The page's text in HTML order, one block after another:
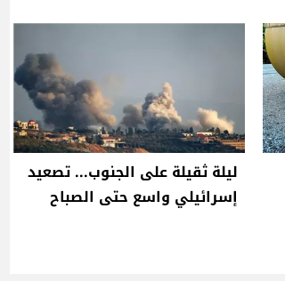
ليلة ثقيلة على الجنوب... تصعيد
إسرائيلي واسع حتى الصباح